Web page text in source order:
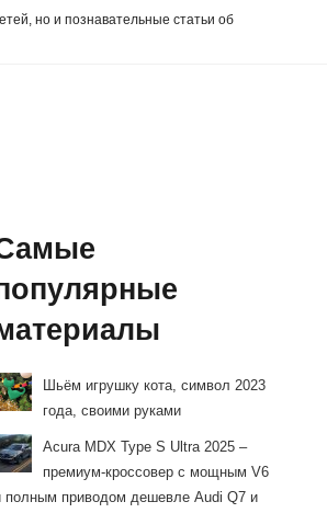
но и познавательные статьи об
Шьём игрушку кота, символ 2023
года, своими руками
Acura MDX Type S Ultra 2025 –
премиум-кроссовер с мощным V6
полным приводом дешевле Audi Q7 и